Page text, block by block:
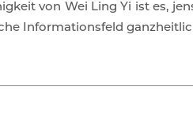
von Wei Ling Yi ist es,
Informationsfeld